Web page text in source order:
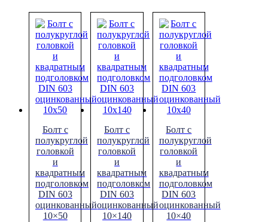
Болт с
полукруглой
головкой
и
квадратным
подголовком
DIN 603
оцинкованный
10×50
Болт с
полукруглой
головкой
и
квадратным
подголовком
DIN 603
оцинкованный
10×140
Болт с
полукруглой
головкой
и
квадратным
подголовком
DIN 603
оцинкованный
10×40